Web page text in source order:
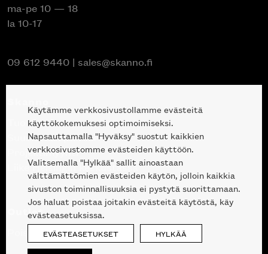
ma-pe 10 — 18
la 10-17
09 612 9440 | sales@skanno.fi
Tuotteet
Suunnittelupalvelu
Projektimyynti
Liike Helsingin keskustassa
Outlet
Poistuvat mallikappaleet
Käytämme verkkosivustollamme evästeitä
käyttökokemuksesi optimoimiseksi.
Napsauttamalla "Hyväksy" suostut kaikkien
verkkosivustomme evästeiden käyttöön.
Valitsemalla "Hylkää" sallit ainoastaan
välttämättömien evästeiden käytön, jolloin kaikkia
sivuston toiminnallisuuksia ei pystytä suorittamaan.
Jos haluat poistaa joitakin evästeitä käytöstä, käy
evästeasetuksissa.
EVÄSTEASETUKSET HYLKÄÄ